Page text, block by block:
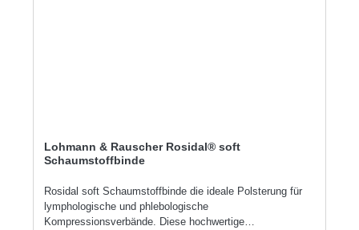
Lohmann & Rauscher Rosidal® soft
Schaumstoffbinde
Rosidal soft Schaumstoffbinde die ideale Polsterung für
lymphologische und phlebologische
Kompressionsverbände. Diese hochwertige